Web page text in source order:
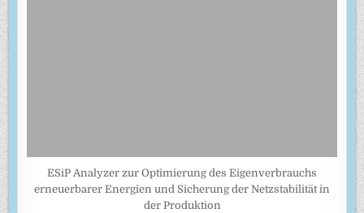
ESiP Analyzer zur Optimierung des Eigenverbrauchs
erneuerbarer Energien und Sicherung der Netzstabilität in
der Produktion